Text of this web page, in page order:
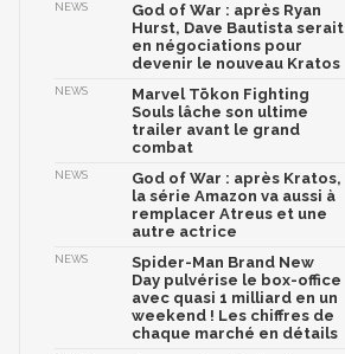
NEWS
God of War : après Ryan
Hurst, Dave Bautista serait
en négociations pour
devenir le nouveau Kratos
NEWS
Marvel Tōkon Fighting
Souls lâche son ultime
trailer avant le grand
combat
NEWS
God of War : après Kratos,
la série Amazon va aussi à
remplacer Atreus et une
autre actrice
NEWS
Spider-Man Brand New
Day pulvérise le box-office
avec quasi 1 milliard en un
weekend ! Les chiffres de
chaque marché en détails